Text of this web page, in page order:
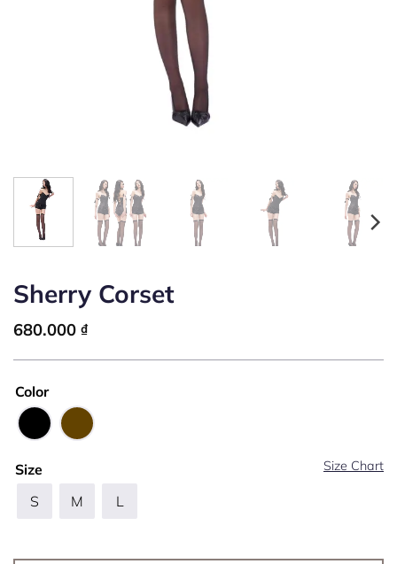
Sherry Corset
680.000 ₫
Color
Size Size Chart
S M L